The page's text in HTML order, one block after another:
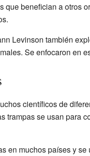
que benefician a otros
Levinson también
Se enfocaron en
científicos de
trampas se usan para
en muchos países y